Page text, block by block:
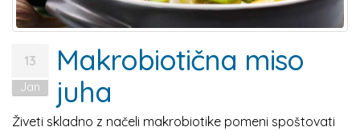
13
Jan
Makrobiotična miso
juha
Živeti skladno z načeli makrobiotike pomeni spoštovati